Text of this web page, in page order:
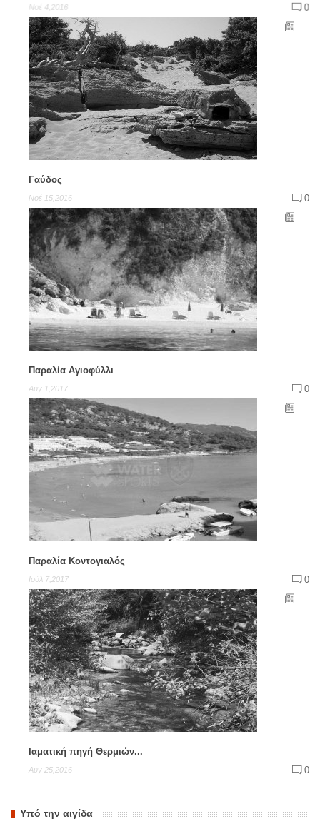
Νοέ 4,2016 0
Γαύδος
Νοέ 15,2016 0
Παραλία Αγιοφύλλι
Αυγ 1,2017 0
Παραλία Κοντογιαλός
Ιούλ 7,2017 0
Ιαματική πηγή Θερμιών...
Αυγ 25,2016 0
Υπό την αιγίδα